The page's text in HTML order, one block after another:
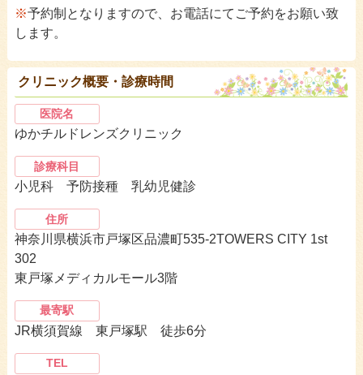
※予約制となりますので、お電話にてご予約をお願い致
します。
クリニック概要・診療時間
医院名
ゆかチルドレンズクリニック
診療科目
小児科 予防接種 乳幼児健診
住所
神奈川県横浜市戸塚区品濃町535-2TOWERS CITY 1st
302
東戸塚メディカルモール3階
最寄駅
JR横須賀線 東戸塚駅 徒歩6分
TEL